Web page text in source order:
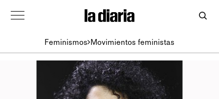
Feminismos Movimientos feministas